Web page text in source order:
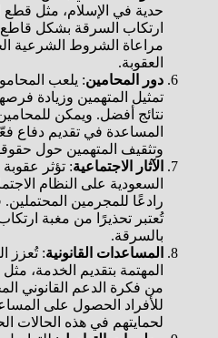
حدية في الإسلام، مثل قطع
ارتكاب السرقة بشكل
مراعاة الشروط الشرعية
العقوبة.
دور المحامين: يلعب
تمثيل المتهمين وزيادة
نتائج أفضل. ويمكن
المساعدة في تقديم دفاع
وتثقيف المتهمين حول
الآثار الاجتماعية: تؤثر
السعودية على النظام
رادعًا للمجرمين المحتملين.
تُعتبر تحذيرًا من مغبة
بالسرقة.
المساعدات القانونية: تُعزز
المهتمة بتقديم الخدمة،
من فكرة الدعم القانوني
للأفراد الحصول على
لحمايتهم في هذه الحالات